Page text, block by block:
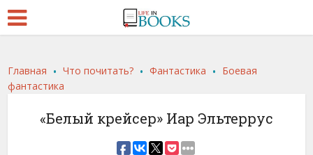
Главная .Что почитать? .Фантастика . Боевая
фантастика
«Белый крейсер» Иар Эльтеррус